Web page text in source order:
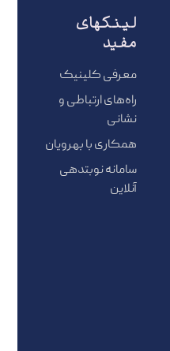
لینکهای
مفید
معرفی کلینیک
راه‌های ارتباطی و
نشانی
همکاری با بهرویان
سامانه نوبتدهی
آنلاین